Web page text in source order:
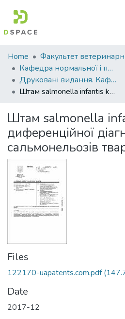
Communities
&
Collections
Statistics
Home
Кафедра нормальної і патологічної анатомії та фізіології тварин
Друковані видання. Кафедра нормальної і паталогічної анатомії та фізіології тварин
Штам salmonella infantis kd-1 для диференційної діагностики сальмонельозів тварин
Штам salmonella
диференційної
сальмонельозів
Files
122170-uapatents.com.pdf
Date
2017-12